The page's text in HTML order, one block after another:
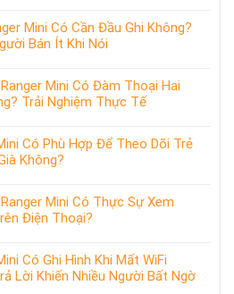
Mini Có Cần Đầu Ghi Không?
Bán Ít Khi Nói
Mini Có Đàm Thoại Hai
Trải Nghiệm Thực Tế
Có Phù Hợp Để Theo Dõi Trẻ
Không?
Mini Có Thực Sự Xem
Điện Thoại?
Có Ghi Hình Khi Mất WiFi
Lời Khiến Nhiều Người Bất Ngờ